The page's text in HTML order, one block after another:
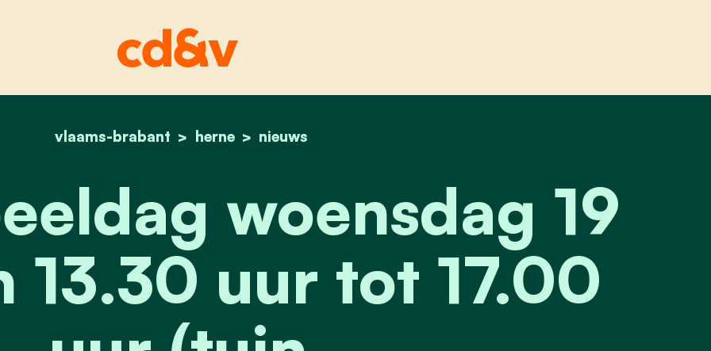
home
vlaams-brabant herne nieuws
buitenspeeldag woensdag 19 april van 13.30 uur tot 17.00 uur (tuin
woensdag 19
13.30 uur tot 17.00